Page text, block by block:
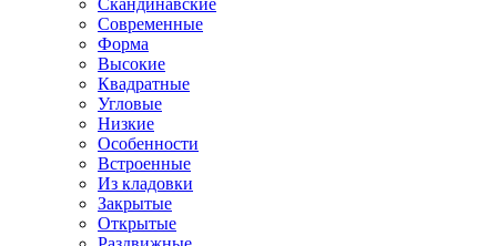
Скандинавские
Современные
Форма
Высокие
Квадратные
Угловые
Низкие
Особенности
Встроенные
Из кладовки
Закрытые
Открытые